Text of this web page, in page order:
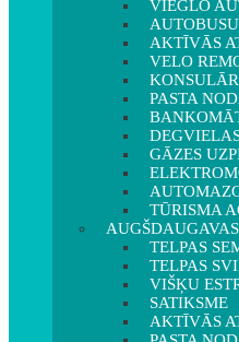
VIEGLO
AKTĪVĀS
VELO
PASTA
GĀZES
TŪRISMA
TELPAS
TELPAS
VIŠĶU
SATIKSME
AKTĪVĀS